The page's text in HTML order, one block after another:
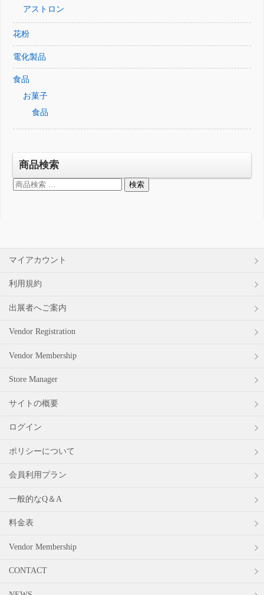
アストロン
花粉
電化製品
食品
お菓子
食品
商品検索
検
検索
マイアカウント
利用規約
出展者へご案内
Vendor Registration
Vendor Membership
Store Manager
サイトの概要
ログイン
ポリシーについて
会員利用プラン
一般的なQ＆A
料金表
Vendor Membership
CONTACT